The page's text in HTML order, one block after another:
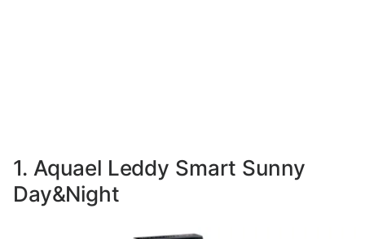
1. Aquael Leddy Smart Sunny
Day&Night